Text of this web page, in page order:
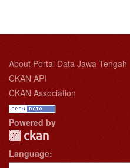
About Portal Data Jawa Tengah
CKAN API
CKAN Association
Powered by
Language